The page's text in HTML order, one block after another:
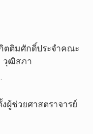
ตติ​ม​ศักดิ์​ประจำ​คณะ​
วุฒิสภา
ผู้ช่วยศาสตราจารย์